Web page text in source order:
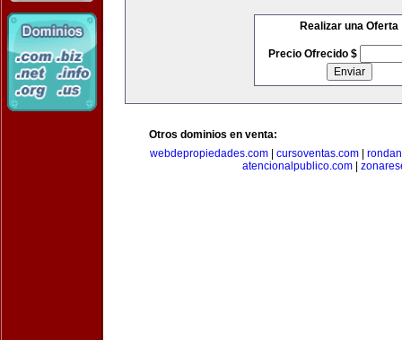
Realizar una Oferta
Precio Ofrecido $
Otros dominios en venta:
webdepropiedades.com| cursoventas.com|
atencionalpublico.com